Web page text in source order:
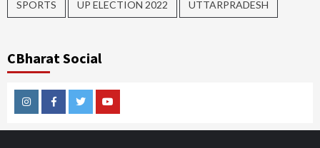
SPORTS UP ELECTION 2022 UTTARPRADESH
CBharat Social
InstagramFacebookTwitterYoutube